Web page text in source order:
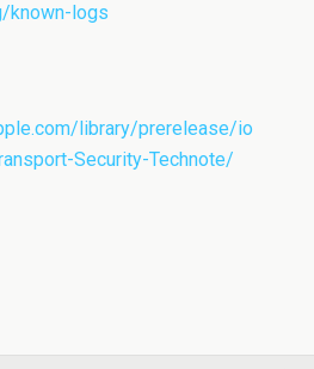
known-logs
library/prerelease/io
Security-Technote/